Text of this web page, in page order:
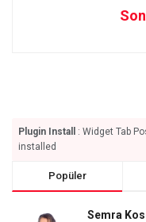
Plugin Install
: Widget Tab
installed
Popüler
Semra